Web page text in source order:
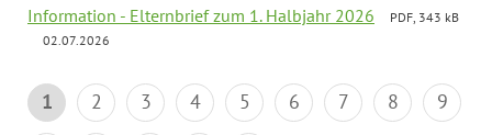
Information - Elternbrief zum 1. Halbjahr 2026
PDF, 343 kB
02.07.2026
1 2 3 4 5 6 7 8
9